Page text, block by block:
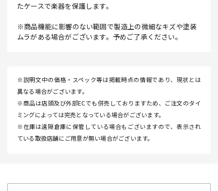
たケースで楽器を保護します。
※商品機能に影響のない範囲で製造上の微細なキズや塗装
ムラがある場合がございます。予めご了承ください。
※説明文中の価格・スペック等は掲載時点の情報であり、現状とは
異なる場合がございます。
※商品は店頭及び外部ECでも併売しておりますため、ご注文のタイ
ミングによっては完売となっている場合がございます。
※在庫は遠隔倉庫に保管している場合もございますので、表示され
ている取扱店舗にご用意が無い場合がございます。